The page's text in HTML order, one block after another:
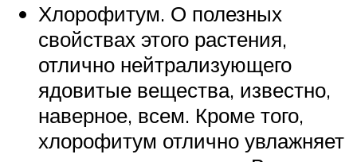
Хлорофитум. О полезных
свойствах этого растения,
отлично нейтрализующего
ядовитые вещества, известно,
наверное, всем. Кроме того,
хлорофитум отлично увлажняет